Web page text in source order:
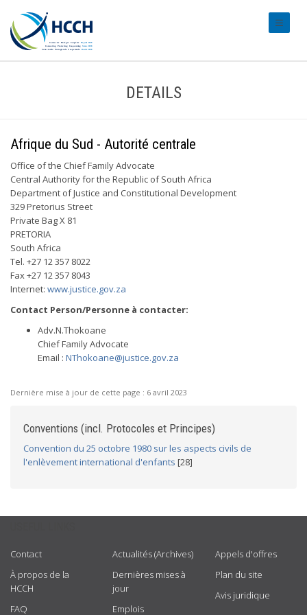
DETAILS
Afrique du Sud - Autorité centrale
Office of the Chief Family Advocate
Central Authority for the Republic of South Africa
Department of Justice and Constitutional Development
329 Pretorius Street
Private Bag X 81
PRETORIA
South Africa
Tel. +27 12 357 8022
Fax +27 12 357 8043
Internet: www.justice.gov.za
Contact Person/Personne à contacter:
Adv.N.Thokoane
Chief Family Advocate
Email : NThokoane@justice.gov.za
Dernière mise à jour de cette page : 6 avril 2023
Conventions (incl. Protocoles et Principes)
Convention du 25 octobre 1980 sur les aspects civils de
l'enlèvement international d'enfants [28]
Contact
À propos de la
HCCH
FAQ
Actualités (Archives)
Dernières mises à
jour
Emplois
Appels d'offres
Plan du site
Avis juridique